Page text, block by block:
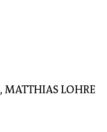
„Die
heute zu ihrer
LOHRE